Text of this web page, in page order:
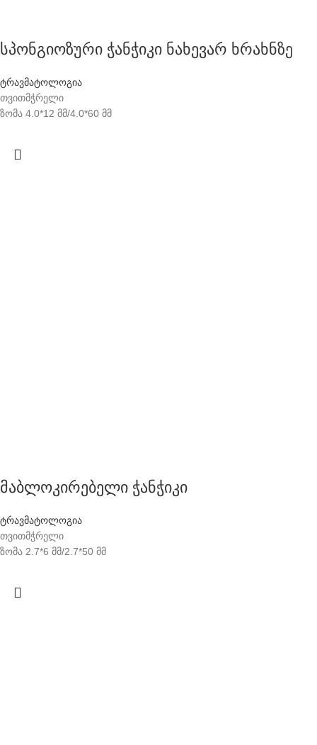
სპონგიოზური ჭანჭიკი ნახევარ ხრახნზე
ტრავმატოლოგია
თვითმჭრელი
ზომა 4.0*12 მმ/4.0*60 მმ
მაბლოკირებელი ჭანჭიკი
ტრავმატოლოგია
თვითმჭრელი
ზომა 2.7*6 მმ/2.7*50 მმ